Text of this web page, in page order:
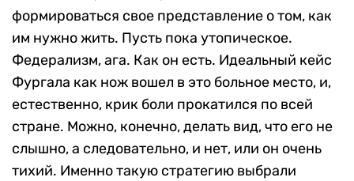
формироваться свое представление о том, как
им нужно жить. Пусть пока утопическое.
Федерализм, ага. Как он есть. Идеальный кейс
Фургала как нож вошел в это больное место, и,
естественно, крик боли прокатился по всей
стране. Можно, конечно, делать вид, что его не
слышно, а следовательно, и нет, или он очень
тихий. Именно такую стратегию выбрали